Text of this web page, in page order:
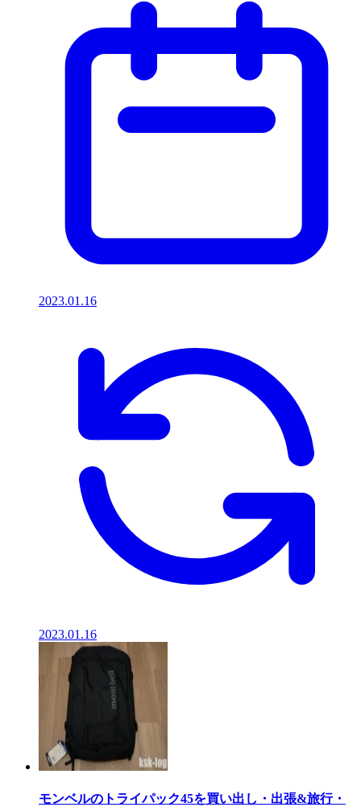
2023.01.16
2023.01.16
モンベルのトライパック45を買い出し・出張&旅行・